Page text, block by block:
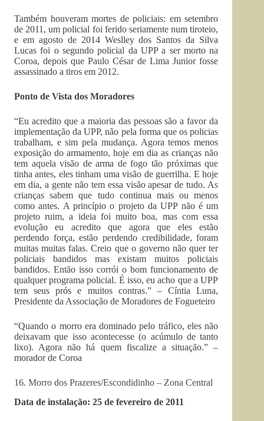
Também houveram mortes de policiais: em setembro
de 2011, um policial foi ferido seriamente num tiroteio,
e em agosto de 2014 Weslley dos Santos da Silva
Lucas foi o segundo policial da UPP a ser morto na
Coroa, depois que Paulo César de Lima Junior fosse
assassinado a tiros em 2012.
Ponto de Vista dos Moradores
“Eu acredito que a maioria das pessoas são a favor da
implementação da UPP, não pela forma que os policias
trabalham, e sim pela mudança. Agora temos menos
exposição do armamento, hoje em dia as crianças não
tem aquela visão de arma de fogo tão próximas que
tinha antes, eles tinham uma visão de guerrilha. E hoje
em dia, a gente não tem essa visão apesar de tudo. As
crianças sabem que tudo continua mais ou menos
como antes. A princípio o projeto da UPP não é um
projeto ruim, a ideia foi muito boa, mas com essa
evolução eu acredito que agora que eles estão
perdendo força, estão perdendo credibilidade, foram
muitas muitas falas. Creio que o governo não quer ter
policiais bandidos mas existam muitos policiais
bandidos. Então isso corrói o bom funcionamento de
qualquer programa policial. É isso, eu acho que a UPP
tem seus prós e muitos contras.” – Cíntia Luna,
Presidente da Associação de Moradores de Fogueteiro
“Quando o morro era dominado pelo tráfico, eles não
deixavam que isso acontecesse (o acúmulo de tanto
lixo). Agora não há quem fiscalize a situação.” –
morador de Coroa
16. Morro dos Prazeres/Escondidinho – Zona Central
Data de instalação: 25 de fevereiro de 2011